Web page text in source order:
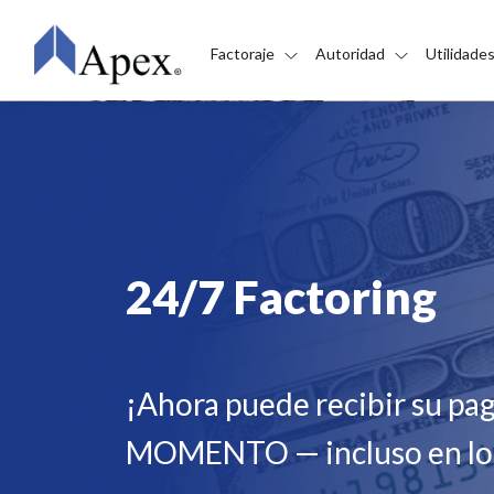
Factoraje Autoridad
24/7 Factoring
¡Ahora puede recibir su
MOMENTO — incluso en